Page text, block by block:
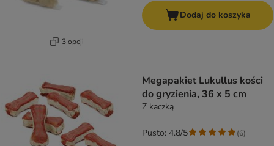
3 opcji
Dodaj do koszyka
Megapakiet Lukullus kości
do gryzienia, 36 x 5 cm
Z kaczką
Pusto: 4.8/5 (6)